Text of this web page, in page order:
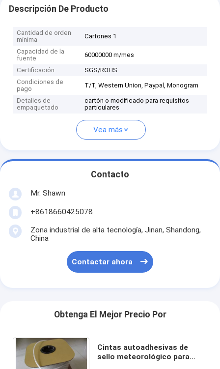
Descripción De Producto
Cantidad de orden
mínima
Cartones 1
Capacidad de la
fuente
60000000 m/mes
Certificación
SGS/ROHS
Condiciones de
pago
T/T, Western Union, Paypal, Monogram
Detalles de
empaquetado
cartón o modificado para requisitos
particulares
Vea más
Contacto
Mr. Shawn
+8618660425078
Zona industrial de alta tecnología, Jinan, Shandong,
China
Contactar ahora
Obtenga El Mejor Precio Por
Cintas autoadhesivas de
sello meteorológico para